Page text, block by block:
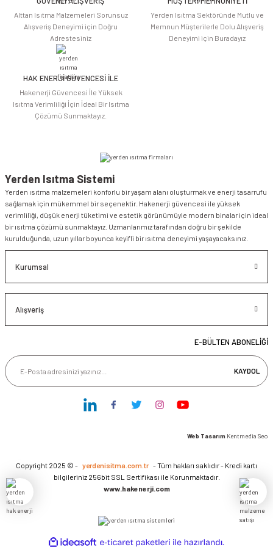
Alttan Isıtma Malzemeleri Sorunsuz
Alışveriş Deneyimi için Doğru
Adrestesiniz
Yerden Isıtma Sektöründe Mutlu ve
Memnun Müşterilerle Dolu Alışveriş
Deneyimi için Buradayız
HAK ENERJİ GÜVENCESİ İLE
Hakenerji Güvencesi İle Yüksek
Isıtma Verimliliği İçin İdeal Bir Isıtma
Çözümü Sunmaktayız.
Yerden Isıtma Sistemi
Yerden ısıtma malzemeleri konforlu bir yaşam alanı oluşturmak ve enerji tasarrufu
sağlamak için mükemmel bir seçenektir. Hakenerji güvencesi ile yüksek
verimliliği, düşük enerji tüketimi ve estetik görünümüyle modern binalar için ideal
bir ısıtma çözümü sunmaktayız. Uzmanlarımız tarafından doğru bir şekilde
kurulduğunda, uzun yıllar boyunca keyifli bir ısıtma deneyimi yaşayacaksınız.
Kurumsal
Alışveriş
E-BÜLTEN ABONELİĞİ
KAYDOL
Web Tasarım Kentmedia Seo
Copyright 2025 © - yerdenisitma.com.tr - Tüm hakları saklıdır - Kredi kartı
bilgileriniz 256bit SSL Sertifikası ile Korunmaktadır.
www.hakenerji.com
ideasoft e-